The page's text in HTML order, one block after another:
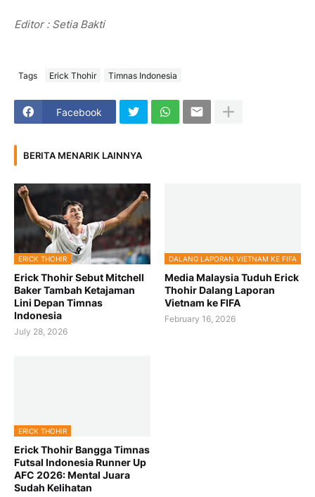
Editor : Setia Bakti
Tags Erick Thohir Timnas Indonesia
Facebook
BERITA MENARIK LAINNYA
ERICK THOHIR
Erick Thohir Sebut Mitchell
Baker Tambah Ketajaman
Lini Depan Timnas
Indonesia
July 28, 2026
DALANG LAPORAN VIETNAM KE FIFA
Media Malaysia Tuduh Erick
Thohir Dalang Laporan
Vietnam ke FIFA
February 16, 2026
ERICK THOHIR
Erick Thohir Bangga Timnas
Futsal Indonesia Runner Up
AFC 2026: Mental Juara
Sudah Kelihatan